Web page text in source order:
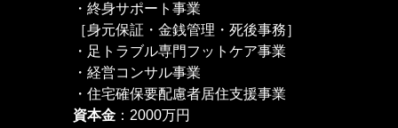
・終身サポート事業
［身元保証・金銭管理・死後事務］
・足トラブル専門フットケア事業
・経営コンサル事業
・住宅確保要配慮者居住支援事業
資本金 ：2000万円